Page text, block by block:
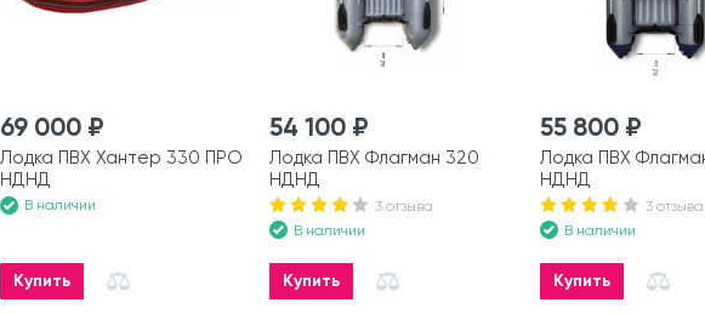
69 000 ₽
Лодка ПВХ Хантер 330 ПРО
НДНД
В наличии
Купить
54 100 ₽
Лодка ПВХ Флагман 320
НДНД
3 отзыва
В наличии
Купить
55 800 ₽
Лодка ПВХ
НДНД
3 отзыва
В наличии
Купить